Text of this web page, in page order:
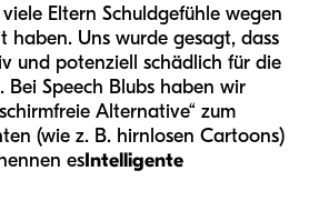
Eltern Schuldgefühle wegen
haben. Uns wurde gesagt, dass
und potenziell schädlich für die
Bei Speech Blubs haben wir
Alternative“ zum
(wie z. B. hirnlosen Cartoons)
esIntelligente